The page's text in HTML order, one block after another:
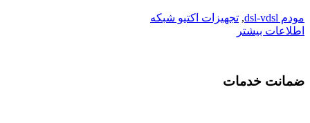
مودم dsl-vdsl , تجهیزات اکتیو شبکه
اطلاعات بیشتر
ضمانت خدمات